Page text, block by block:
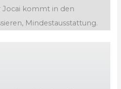
Jocai kommt in den
Mindestausstattung.